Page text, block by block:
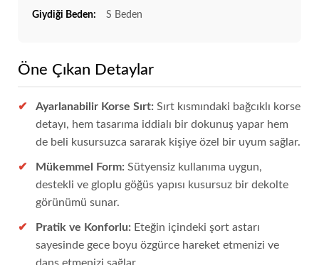
Giydiği Beden: S Beden
Öne Çıkan Detaylar
Ayarlanabilir Korse Sırt: Sırt kısmındaki bağcıklı korse
detayı, hem tasarıma iddialı bir dokunuş yapar hem
de beli kusursuzca sararak kişiye özel bir uyum sağlar.
Mükemmel Form: Sütyensiz kullanıma uygun,
destekli ve gloplu göğüs yapısı kusursuz bir dekolte
görünümü sunar.
Pratik ve Konforlu: Eteğin içindeki şort astarı
sayesinde gece boyu özgürce hareket etmenizi ve